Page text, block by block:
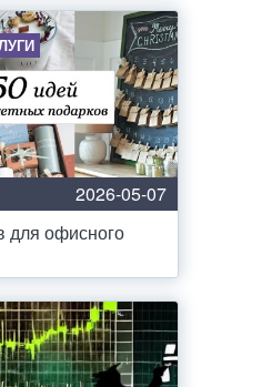
2026-05-07
для офисного